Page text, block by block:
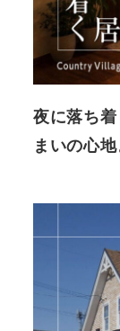
夜に落ち
まいの心地